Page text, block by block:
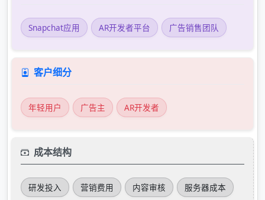
Snapchat应用 AR开发者平台 广告销售团队
客户细分
年轻用户 广告主 AR开发者
成本结构
研发投入 营销费用 内容审核 服务器成本